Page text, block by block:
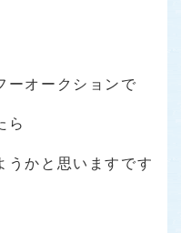
ーオークションで
ら
うかと思いますです